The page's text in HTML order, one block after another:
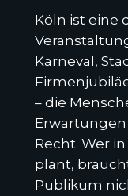
Köln ist eine
Karneval,
– die
Erwartungen
Recht. Wer
plant,
Publikum